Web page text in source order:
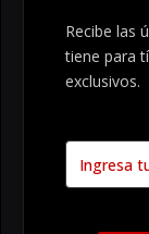
Recibe las
tiene para
exclusivos.